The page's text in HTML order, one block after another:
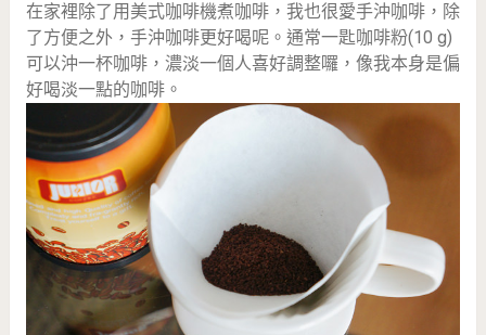
在家裡除了用美式咖啡機煮咖啡，我也很愛手沖咖啡，除
了方便之外，手沖咖啡更好喝呢。通常一匙咖啡粉(10 g)
可以沖一杯咖啡，濃淡一個人喜好調整囉，像我本身是偏
好喝淡一點的咖啡。